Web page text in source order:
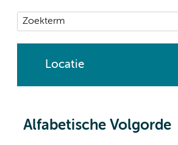
Locatie
Alfabetische Volgorde